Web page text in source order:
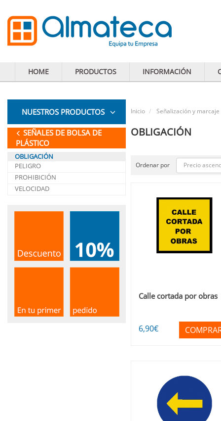
HOME PRODUCTOS INFORMACIÓN
NUESTROS PRODUCTOS
SEÑALES DE BOLSA DE
PLÁSTICO
OBLIGACIÓN
PELIGRO
PROHIBICIÓN
VELOCIDAD
Inicio Señalización y marcaje
OBLIGACIÓN
Ordenar por Precio
Calle cortada por obras
6,90€